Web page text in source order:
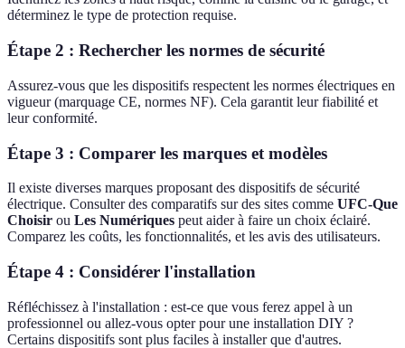
déterminez le type de protection requise.
Étape 2 : Rechercher les normes de sécurité
Assurez-vous que les dispositifs respectent les normes électriques en
vigueur (marquage CE, normes NF). Cela garantit leur fiabilité et
leur conformité.
Étape 3 : Comparer les marques et modèles
Il existe diverses marques proposant des dispositifs de sécurité
électrique. Consulter des comparatifs sur des sites comme UFC-Que
Choisir ou Les Numériques peut aider à faire un choix éclairé.
Comparez les coûts, les fonctionnalités, et les avis des utilisateurs.
Étape 4 : Considérer l'installation
Réfléchissez à l'installation : est-ce que vous ferez appel à un
professionnel ou allez-vous opter pour une installation DIY ?
Certains dispositifs sont plus faciles à installer que d'autres.